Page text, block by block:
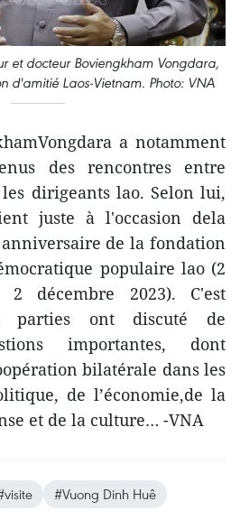
et docteur Boviengkham Vongdara,
d'amitié Laos-Vietnam. Photo: VNA
a notamment
des rencontres entre
dirigeants lao. Selon lui,
juste à l'occasion dela
de la fondation
populaire lao (2
2 décembre 2023). C'est
parties ont discuté de
importantes, dont
bilatérale dans les
de l’économie,de la
et de la culture… -VNA
#Vuong Dinh Huê